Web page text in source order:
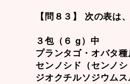
【問８３】 次の表は
３包（６ g）中
プランタゴ・オバタ
センノシド（センノ
ジオクチルソジウム